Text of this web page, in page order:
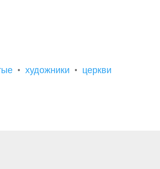
• художники • церкви